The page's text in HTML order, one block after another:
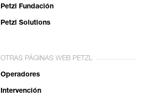
Petzl Fundación
Petzl Solutions
OTRAS PÁGINAS WEB PETZL
Operadores
Intervención